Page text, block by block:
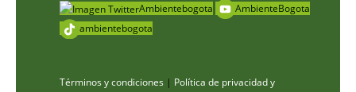
Ambientebogota
AmbienteBogota
ambientebogota
Términos y condiciones | Política de privacidad y